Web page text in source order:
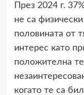
През 2024 г.
не са
половината от
интерес като
положителна
когато те са